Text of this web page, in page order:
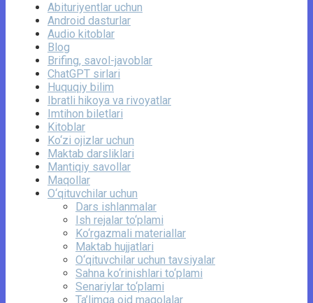
Abituriyentlar uchun
Android dasturlar
Audio kitoblar
Blog
Brifing, savol-javoblar
ChatGPT sirlari
Huquqiy bilim
Ibratli hikoya va rivoyatlar
Imtihon biletlari
Kitoblar
Ko‘zi ojizlar uchun
Maktab darsliklari
Mantiqiy savollar
Maqollar
O‘qituvchilar uchun
Dars ishlanmalar
Ish rejalar to‘plami
Ko‘rgazmali materiallar
Maktab hujjatlari
O‘qituvchilar uchun tavsiyalar
Sahna ko‘rinishlari to‘plami
Senariylar to‘plami
Ta’limga oid maqolalar